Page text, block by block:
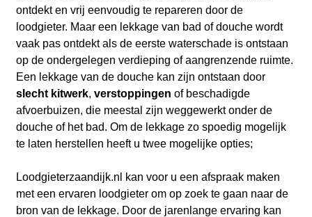
ontdekt en vrij eenvoudig te repareren door de
loodgieter. Maar een lekkage van bad of douche wordt
vaak pas ontdekt als de eerste waterschade is ontstaan
op de ondergelegen verdieping of aangrenzende ruimte.
Een lekkage van de douche kan zijn ontstaan door
slecht kitwerk, verstoppingen of beschadigde
afvoerbuizen, die meestal zijn weggewerkt onder de
douche of het bad. Om de lekkage zo spoedig mogelijk
te laten herstellen heeft u twee mogelijke opties;
Loodgieterzaandijk.nl kan voor u een afspraak maken
met een ervaren loodgieter om op zoek te gaan naar de
bron van de lekkage. Door de jarenlange ervaring kan